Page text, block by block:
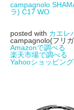
campagnolo
ラ) C17 WO
posted with カエレ
campagnolo(フリ
Amazonで調べる
楽天市場で調べる
Yahooショッピン